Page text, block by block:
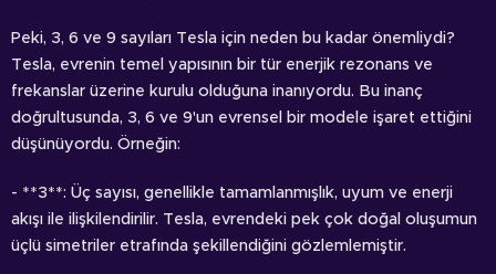
Peki, 3, 6 ve 9 sayıları Tesla için neden bu kadar önemliydi?
Tesla, evrenin temel yapısının bir tür enerjik rezonans ve
frekanslar üzerine kurulu olduğuna inanıyordu. Bu inanç
doğrultusunda, 3, 6 ve 9'un evrensel bir modele işaret ettiğini
düşünüyordu. Örneğin:
- **3**: Üç sayısı, genellikle tamamlanmışlık, uyum ve enerji
akışı ile ilişkilendirilir. Tesla, evrendeki pek çok doğal oluşumun
üçlü simetriler etrafında şekillendiğini gözlemlemiştir.